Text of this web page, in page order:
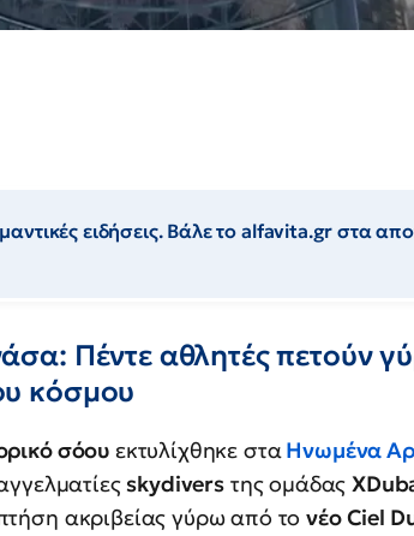
ειδήσεις. Βάλε το alfavita.gr στα
Πέντε αθλητές πετούν
κόσμου
σόου εκτυλίχθηκε σταΗνωμένα
skydiversτης ομάδας
ακριβείας γύρω από τονέο Ciel